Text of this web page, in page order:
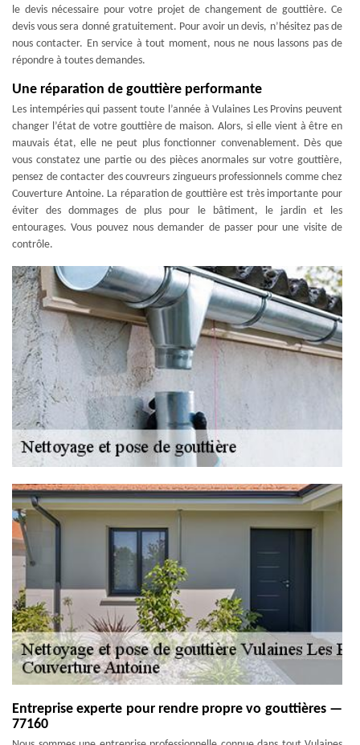
le devis nécessaire pour votre projet de changement de gouttière. Ce
devis vous sera donné gratuitement. Pour avoir un devis, n’hésitez pas de
nous contacter. En service à tout moment, nous ne nous lassons pas de
répondre à toutes demandes.
Une réparation de gouttière performante
Les intempéries qui passent toute l’année à Vulaines Les Provins peuvent
changer l’état de votre gouttière de maison. Alors, si elle vient à être en
mauvais état, elle ne peut plus fonctionner convenablement. Dès que
vous constatez une partie ou des pièces anormales sur votre gouttière,
pensez de contacter des couvreurs zingueurs professionnels comme chez
Couverture Antoine. La réparation de gouttière est très importante pour
éviter des dommages de plus pour le bâtiment, le jardin et les
entourages. Vous pouvez nous demander de passer pour une visite de
contrôle.
Entreprise experte pour rendre propre vo gouttières —
77160